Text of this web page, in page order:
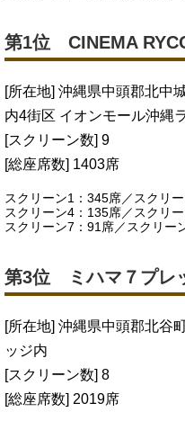
第1位 CINEMA
[所在地] 沖縄県中頭郡北中
内4街区 イオンモール沖縄
[スクリーン数] 9
[総座席数] 1403席
スクリーン1：345席／スクリ
スクリーン4：135席／スクリ
スクリーン7：91席／スクリー
第3位 ミハマ７プレ
[所在地] 沖縄県中頭郡北谷
ッジ内
[スクリーン数] 8
[総座席数] 2019席